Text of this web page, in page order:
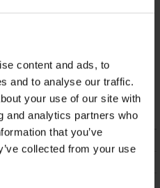
content and ads, to
and to analyse our traffic.
your use of our site with
and analytics partners who
that you’ve
collected from your use